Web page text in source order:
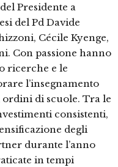
Presidente a
del Pd Davide
Cécile Kyenge,
Con passione hanno
ricerche e le
l’insegnamento
di scuole. Tra le
consistenti,
degli
durante l’anno
in tempi